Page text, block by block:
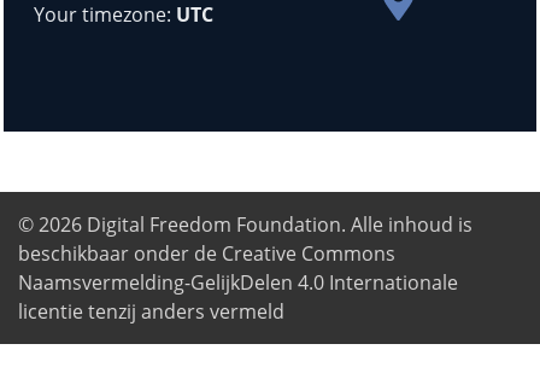
Your timezone: UTC
© 2026 Digital Freedom Foundation. Alle inhoud is
beschikbaar onder de Creative Commons
Naamsvermelding-GelijkDelen 4.0 Internationale
licentie tenzij anders vermeld